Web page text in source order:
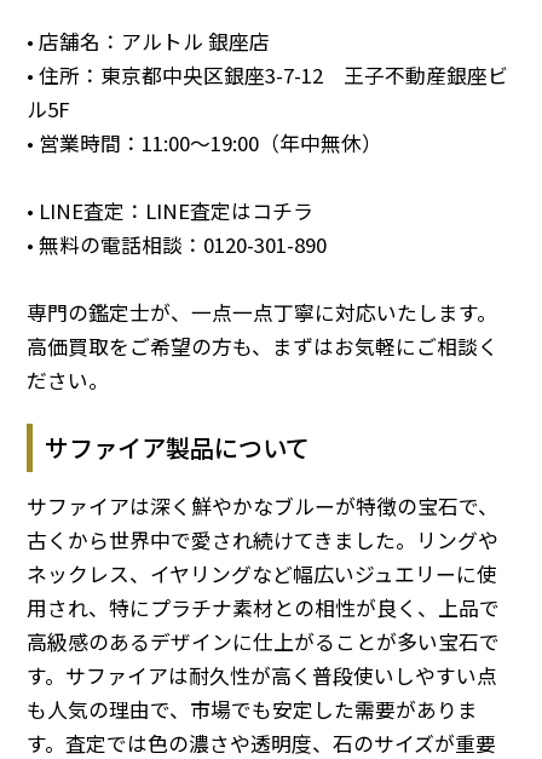
• 店舗名：アルトル 銀座店
• 住所：東京都中央区銀座3-7-12 王子不動産銀座ビ
ル5F
• 営業時間：11:00～19:00（年中無休）
• LINE査定： LINE査定はコチラ
• 無料の電話相談： 0120-301-890
専門の鑑定士が、一点一点丁寧に対応いたします。
高価買取をご希望の方も、まずはお気軽にご相談く
ださい。
サファイア製品について
サファイアは深く鮮やかなブルーが特徴の宝石で、
古くから世界中で愛され続けてきました。リングや
ネックレス、イヤリングなど幅広いジュエリーに使
用され、特にプラチナ素材との相性が良く、上品で
高級感のあるデザインに仕上がることが多い宝石で
す。サファイアは耐久性が高く普段使いしやすい点
も人気の理由で、市場でも安定した需要がありま
す。査定では色の濃さや透明度、石のサイズが重要